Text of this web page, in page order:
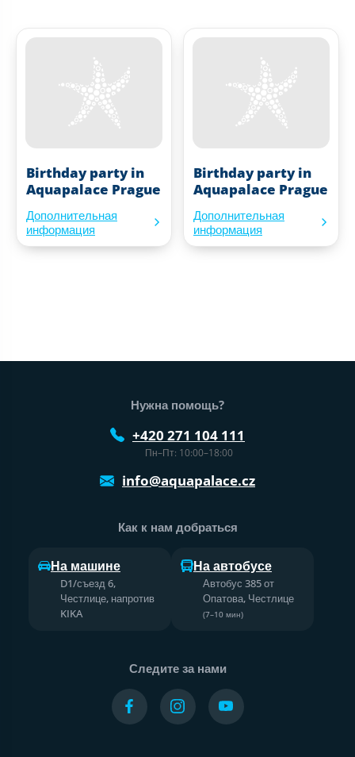
Birthday party in
Aquapalace Prague
Дополнительная
информация
Birthday party in
Aquapalace Prague
Дополнительная
информация
Нижний колонтитул веб-сайта
Нужна помощь?
+420 271 104 111
Пн–Пт: 10:00–18:00
info@aquapalace.cz
Как к нам добраться
На машине
D1/съезд 6,
Честлице, напротив
KIKA
На автобусе
Автобус 385 от
Опатова, Честлице
(7–10 мин)
Следите за нами